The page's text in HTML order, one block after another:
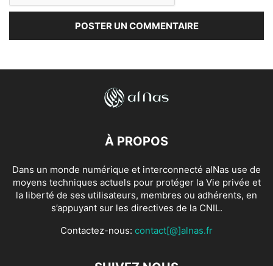
À PROPOS
Dans un monde numérique et interconnecté alNas use de
moyens techniques actuels pour protéger la Vie privée et
la liberté de ses utilisateurs, membres ou adhérents, en
s’appuyant sur les directives de la CNIL.
Contactez-nous: contact[@]alnas.fr